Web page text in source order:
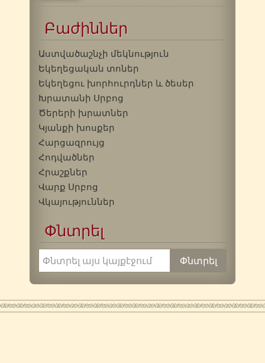
Բաժիններ
Աստվածաշնչի մեկնություն
Եկեղեցական տոներ
Եկեղեցու խորհուրդներ և ծեսեր
Խրատանի Սրբոց
Ծերերի խրատներ
Կյանքի խոսքեր
Հարցազրույց
Հոդվածներ
Հրաշքներ
Վարք Սրբոց
Վկայություններ
Փնտրել